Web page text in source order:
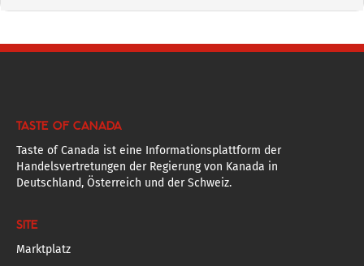
TASTE OF CANADA
Taste of Canada ist eine Informationsplattform der
Handelsvertretungen der Regierung von Kanada in
Deutschland, Österreich und der Schweiz.
SITE
Marktplatz